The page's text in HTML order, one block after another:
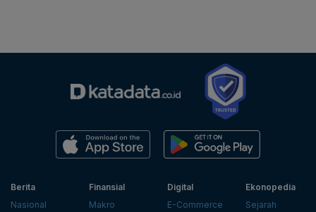
Berita
Nasional
Finansial
Makro
Digital
E-Commerce
Ekonopedia
Sejarah